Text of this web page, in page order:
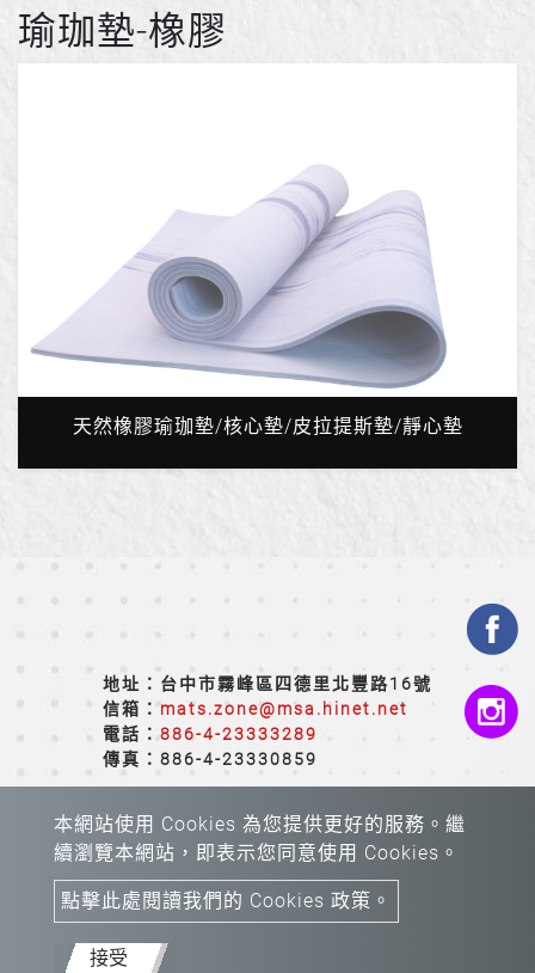
瑜珈墊-橡膠
天然橡膠瑜珈墊/核心墊/皮拉提斯墊/靜心墊
本網站使用 Cookies 為您提供更好的服務。繼
續瀏覽本網站，即表示您同意使用 Cookies。
點擊此處閱讀我們的 Cookies 政策。
接受
地址：台中市霧峰區四德里北豐路16號
信箱：mats.zone@msa.hinet.net
電話： 886-4-23333289
傳真：886-4-23330859
Copyright © 2026 All rights reserved.Atteipo.